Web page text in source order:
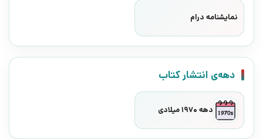
نمایشنامه درام
دهه‌ی انتشار کتاب
دهه 1970 میلادی